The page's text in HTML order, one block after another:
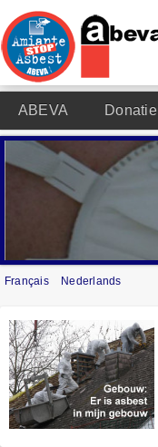
ABEVA Donatie
Français Nederlands